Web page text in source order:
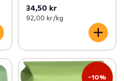
34,50 kr
92,00 kr /kg
-10%